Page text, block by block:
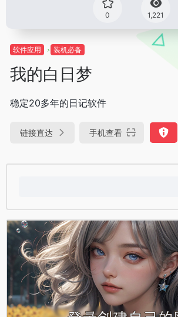
0 1,221
软件应用 装机必备
我的白日梦
稳定20多年的日记软件
链接直达 手机查看